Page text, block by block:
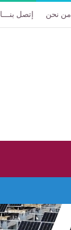
من نحن إتصل بنـــا